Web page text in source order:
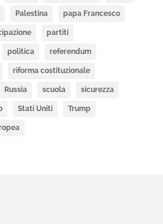
Palestina papa Francesco
partiti
politica referendum
riforma costituzionale
Russia scuola sicurezza
Stati Uniti Trump